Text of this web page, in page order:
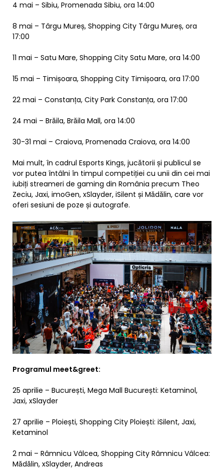
4 mai – Sibiu, Promenada Sibiu, ora 14:00
8 mai – Târgu Mureș, Shopping City Târgu Mureș, ora
17:00
11 mai – Satu Mare, Shopping City Satu Mare, ora 14:00
15 mai – Timișoara, Shopping City Timișoara, ora 17:00
22 mai – Constanța, City Park Constanța, ora 17:00
24 mai – Brăila, Brăila Mall, ora 14:00
30-31 mai – Craiova, Promenada Craiova, ora 14:00
Mai mult, în cadrul Esports Kings, jucătorii și publicul se
vor putea întâlni în timpul competiției cu unii din cei mai
iubiți streameri de gaming din România precum Theo
Zeciu, Jaxi, imoGen, xSlayder, iSilent și Mădălin, care vor
oferi sesiuni de poze și autografe.
Programul meet&greet:
25 aprilie – București, Mega Mall București: Ketaminol,
Jaxi, xSlayder
27 aprilie – Ploiești, Shopping City Ploiești: iSilent, Jaxi,
Ketaminol
2 mai – Râmnicu Vâlcea, Shopping City Râmnicu Vâlcea:
Mădălin, xSlayder, Andreas